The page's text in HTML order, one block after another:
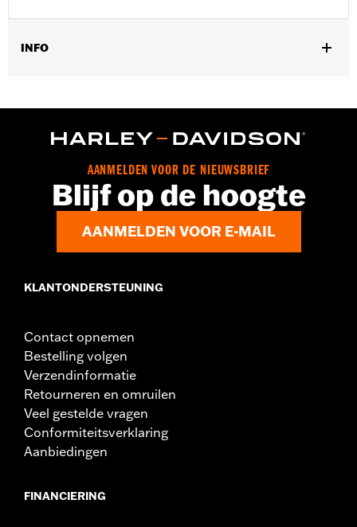
INFO
Collectie:Genuine Motorclothes
GARANTIE:REV’IT! fabrieksgarantie – Ga naarwww.h-
d.com/warrantyvoor meer info
Herkomst:Geïmporteerd
AANMELDEN VOOR DE NIEUWSBRIEF
Blijf op de hoogte
AANMELDEN VOOR E-MAIL
KLANTONDERSTEUNING
Contact opnemen
Bestelling volgen
Verzendinformatie
Retourneren en omruilen
Veel gestelde vragen
Conformiteitsverklaring
Aanbiedingen
FINANCIERING